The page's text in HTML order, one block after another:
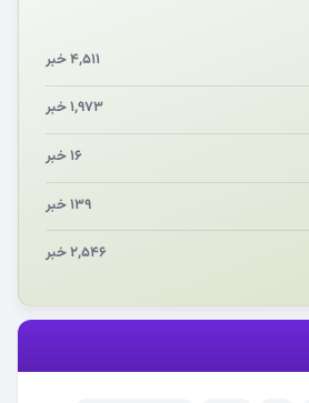
را در آغوش کشید
۴,۵۱۱ خبر
۱,۹۷۳ خبر
۱۶ خبر
۱۳۹ خبر
۲,۵۴۶ خبر